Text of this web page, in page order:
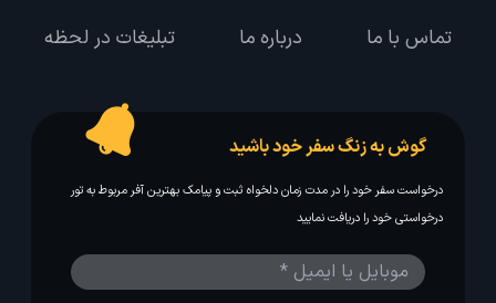
تماس با ما درباره ما تبلیغات در لحظه
گوش به زنگ سفر خود باشید
درخواست سفر خود را در مدت زمان دلخواه ثبت و پیامک بهترین آفر مربوط به تور
درخواستی خود را دریافت نمایید